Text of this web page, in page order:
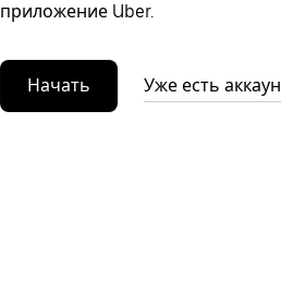
приложение Uber.
Начать Уже есть